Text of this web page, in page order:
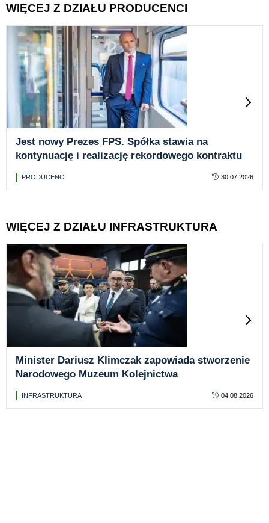
WIĘCEJ Z DZIAŁU PRODUCENCI
Jest nowy Prezes FPS. Spółka stawia na
kontynuację i realizację rekordowego kontraktu
PRODUCENCI 30.07.2026
WIĘCEJ Z DZIAŁU INFRASTRUKTURA
Minister Dariusz Klimczak zapowiada stworzenie
Narodowego Muzeum Kolejnictwa
INFRASTRUKTURA 04.08.2026